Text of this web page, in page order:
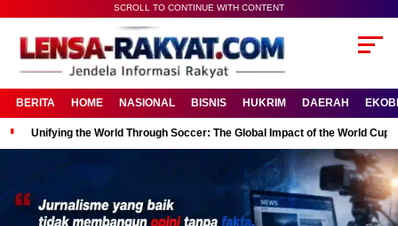
SCROLL TO CONTINUE WITH CONTENT
BERITA HOME NASIONAL BISNIS HUKRIM DAERAH
Unifying the World Through Soccer: The Global Impact of the World Cup